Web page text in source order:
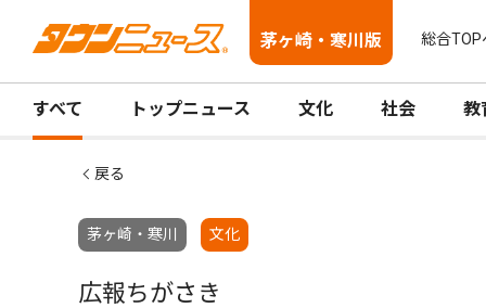
茅ヶ崎・寒川版 総合TOP
すべて トップニュース 文化 社会 教
戻る
茅ヶ崎・寒川 文化
広報ちがさき